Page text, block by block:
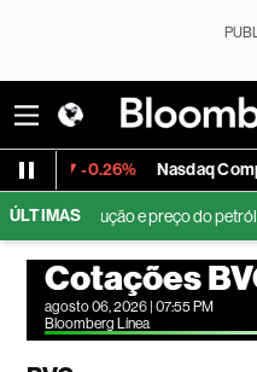
-0.26% Nasdaq
ÚLTIMAS
da produção e preço do petróleo
Cotações
agosto 06, 2026 | 07:55 PM
Bloomberg Línea